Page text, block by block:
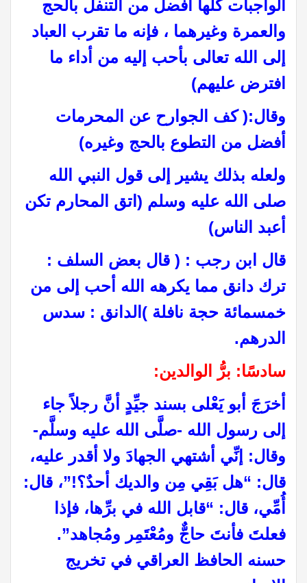
الواجبات كلها أفضل من التنفل بالحج
والعمرة وغيرهما ، فإنه ما تقرب العباد
إلى الله تعالى بأحب إليه من أداء ما
افترض عليهم)
وقال:( كف الجوارح عن المحرمات
أفضل من التطوع بالحج وغيره(
ولعله بذلك يشير إلى قول النبي الله
صلى الله عليه وسلم (اتق المحارم تكن
أعبد الناس(
قال ابن رجب : ( قال بعض السلف :
ترك دانق مما يكرهه الله أحب إلى من
خمسمائة حجة نافلة )الدانق : سدس
الدرهم.
سادسًا: برُّ الوالدين:
أخرَجَ أبو يَعْلى بسند جيِّدٍ أنَّ رجلاً جاء
إلى رسول الله -صلَّى الله عليه وسلَّم-
وقال: إنِّي أشتهي الجهادَ ولا أقدر عليه،
قال: “هل بَقِي مِن والديك أحدٌ؟!”، قال:
أُمِّي، قال: “قابل الله في برِّها، فإذا
فعلتَ فأنتَ حاجٌّ ومُعْتَمِر ومُجاهد”.
حسنه الحافظ العراقي في تخريج